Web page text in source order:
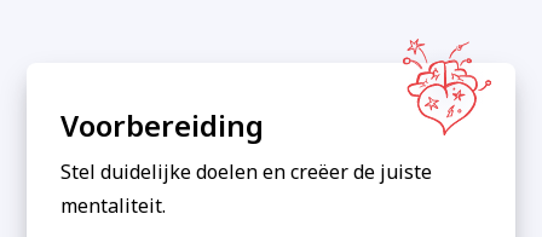
Voorbereiding
Stel duidelijke doelen en creëer de juiste
mentaliteit.